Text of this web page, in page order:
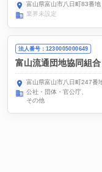
富山県富山市八日町83番地
業界未設定
法人番号：1230005000649
富山流通団地協同組合
富山県富山市八日町247番
公社・団体・官公庁
その他